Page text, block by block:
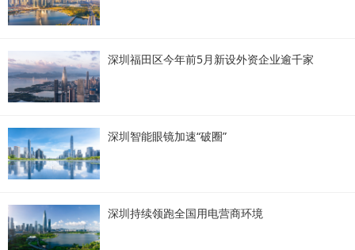
深圳福田区今年前5月新设外资企业逾千家
深圳智能眼镜加速“破圈”
深圳持续领跑全国用电营商环境